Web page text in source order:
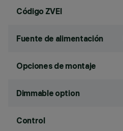
Código ZVEI
Fuente de alimentación
Opciones de montaje
Dimmable option
Control